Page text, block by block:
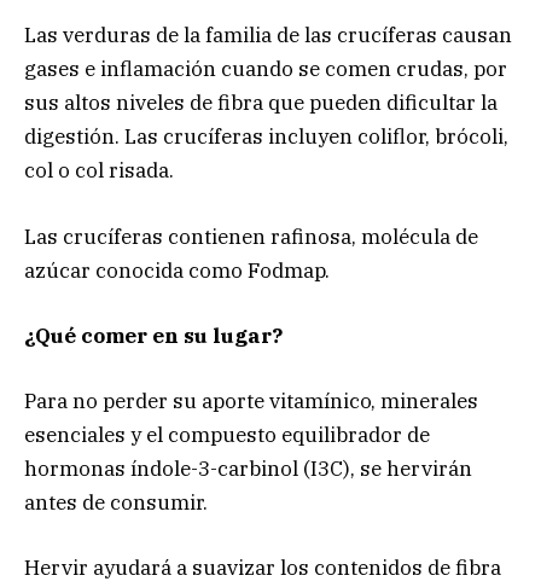
Las verduras de la familia de las crucíferas causan
gases e inflamación cuando se comen crudas, por
sus altos niveles de fibra que pueden dificultar la
digestión. Las crucíferas incluyen coliflor, brócoli,
col o col risada.
Las crucíferas contienen rafinosa, molécula de
azúcar conocida como Fodmap.
¿Qué comer en su lugar?
Para no perder su aporte vitamínico, minerales
esenciales y el compuesto equilibrador de
hormonas índole-3-carbinol (I3C), se hervirán
antes de consumir.
Hervir ayudará a suavizar los contenidos de fibra